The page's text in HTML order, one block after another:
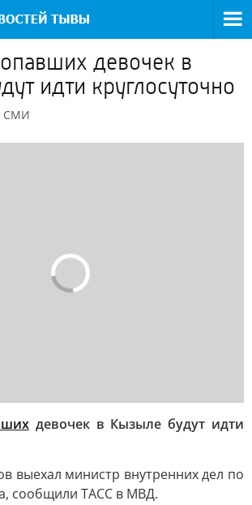
девочек в
идти круглосуточно
СМИ
девочек в Кызыле будут идти
выехал министр внутренних дел по
сообщили ТАСС в МВД.